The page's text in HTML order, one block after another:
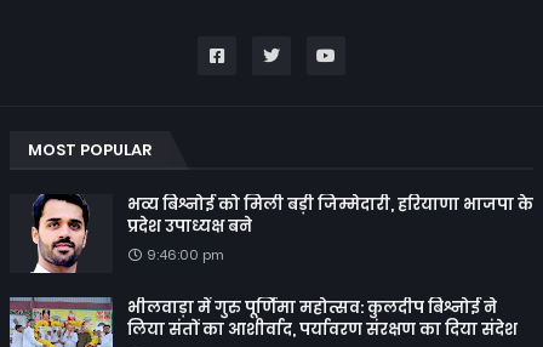
MOST POPULAR
भव्य बिश्नोई को मिली बड़ी जिम्मेदारी, हरियाणा भाजपा के
प्रदेश उपाध्यक्ष बने
9:46:00 pm
भीलवाड़ा में गुरु पूर्णिमा महोत्सव: कुलदीप बिश्नोई ने
लिया संतों का आशीर्वाद, पर्यावरण संरक्षण का दिया संदेश